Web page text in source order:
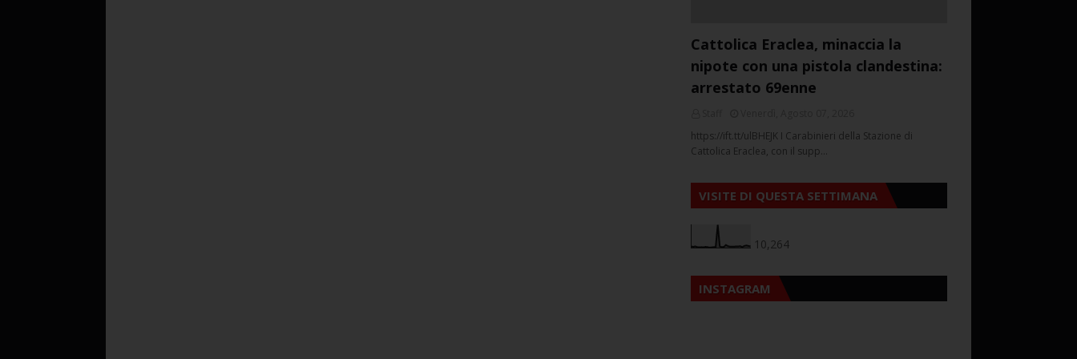
Cattolica Eraclea, minaccia la
nipote con una pistola clandestina:
arrestato 69enne
https://ift.tt/ulBHEJK I Carabinieri della Stazione di
Cattolica Eraclea, con il supp…
VISITE DI QUESTA SETTIMANA
10,264
INSTAGRAM